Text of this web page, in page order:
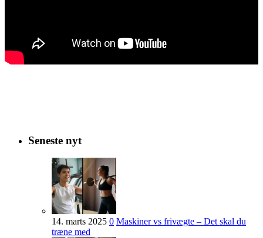
Seneste nyt
14. marts 2025 0 Maskiner vs frivægte – Det skal du
træne med